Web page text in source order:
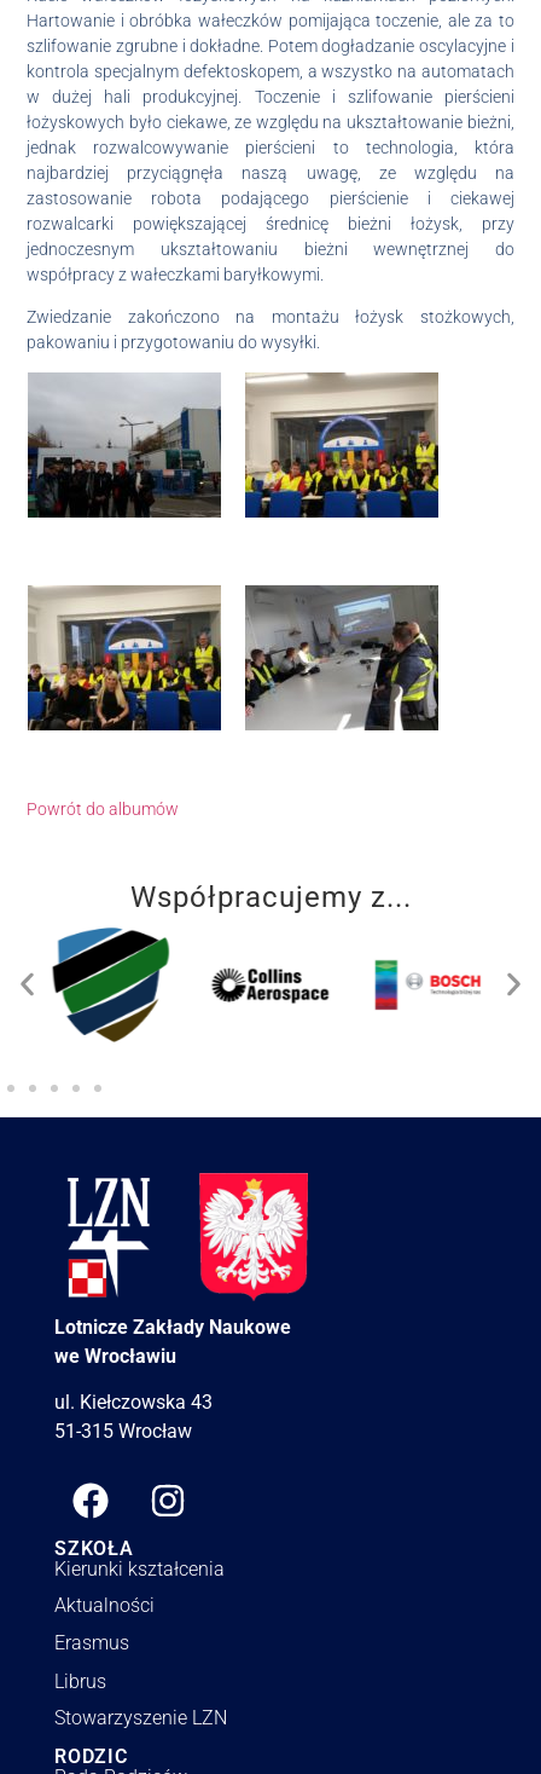
Hartowanie i obróbka wałeczków pomijająca toczenie, ale za to
szlifowanie zgrubne i dokładne. Potem dogładzanie oscylacyjne i
kontrola specjalnym defektoskopem, a wszystko na automatach
w dużej hali produkcyjnej. Toczenie i szlifowanie pierścieni
łożyskowych było ciekawe, ze względu na ukształtowanie bieżni,
jednak rozwalcowywanie pierścieni to technologia, która
najbardziej przyciągnęła naszą uwagę, ze względu na
zastosowanie robota podającego pierścienie i ciekawej
rozwalcarki powiększającej średnicę bieżni łożysk, przy
jednoczesnym ukształtowaniu bieżni wewnętrznej do
współpracy z wałeczkami baryłkowymi.
Zwiedzanie zakończono na montażu łożysk stożkowych,
pakowaniu i przygotowaniu do wysyłki.
Powrót do albumów
Współpracujemy z...
Lotnicze Zakłady Naukowe
we Wrocławiu
ul. Kiełczowska 43
51-315 Wrocław
SZKOŁA
Kierunki kształcenia
Aktualności
Erasmus
Librus
Stowarzyszenie LZN
RODZIC